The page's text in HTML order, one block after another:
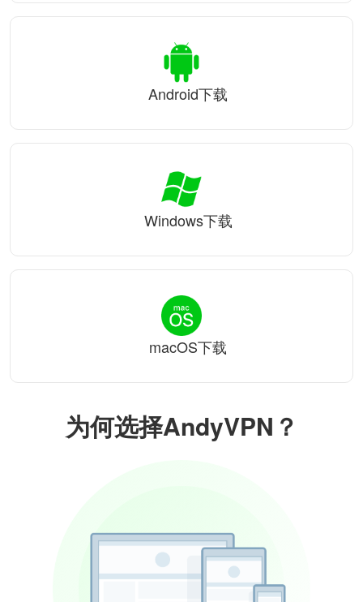
为何选择AndyVPN？
Android下载
Windows下载
macOS下载